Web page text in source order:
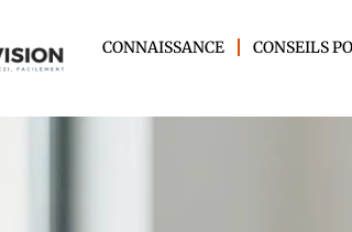
CONNAISSANCE CONSEILS